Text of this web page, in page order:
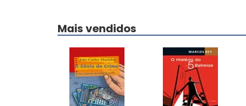
Mais vendidos